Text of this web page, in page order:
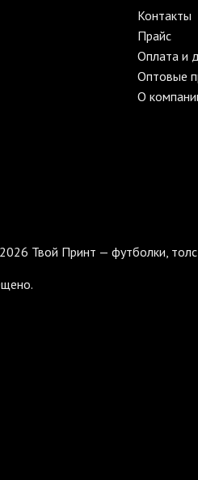
Контакты
Прайс
Оплата и
Оптовые
О
Твой Принт — футболки,